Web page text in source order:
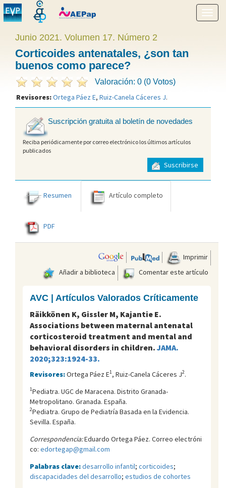
menú
Junio 2021. Volumen 17. Número 2
Corticoides antenatales, ¿son tan
buenos como parece?
Valoración: 0 (0 Votos)
Revisores:Ortega Páez E, Ruiz-Canela Cáceres J.
Suscripción gratuita al boletín de novedades
Reciba periódicamente por correo electrónico los últimos artículos
publicados
Suscribirse
Resumen Artículo completo
PDF
Imprimir
Añadir a biblioteca
Comentar este artículo
AVC | Artículos Valorados Críticamente
Räikkönen K, Gissler M, Kajantie E.
Associations between maternal antenatal
corticosteroid treatment and mental and
behavioral disorders in children. JAMA.
2020;323:1924-33.
Revisores:Ortega Páez E1, Ruiz-Canela Cáceres J2.
1Pediatra. UGC de Maracena. Distrito Granada-
Metropolitano. Granada. España.
2Pediatra. Grupo de Pediatría Basada en la Evidencia.
Sevilla. España.
Correspondencia:Eduardo Ortega Páez. Correo electróni
co: edortegap@gmail.com
Palabras clave:desarrollo infantil; corticoides;
discapacidades del desarrollo; estudios de cohortes